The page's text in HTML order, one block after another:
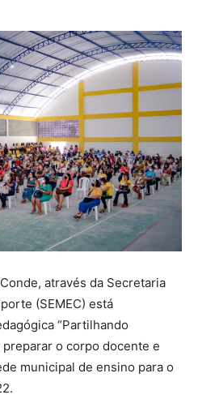
através da Secretaria
(SEMEC) está
“Partilhando
o corpo docente e
municipal de ensino para o